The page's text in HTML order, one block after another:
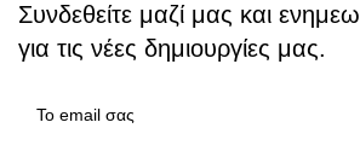
Συνδεθείτε μαζί μας και
για τις νέες δημιουργίες μας.